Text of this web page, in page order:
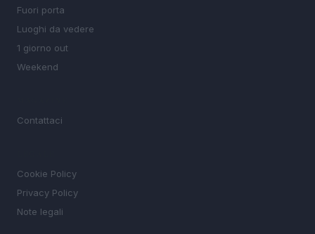
Fuori porta
Luoghi da vedere
1 giorno out
Weekend
Contattaci
Cookie Policy
Privacy Policy
Note legali